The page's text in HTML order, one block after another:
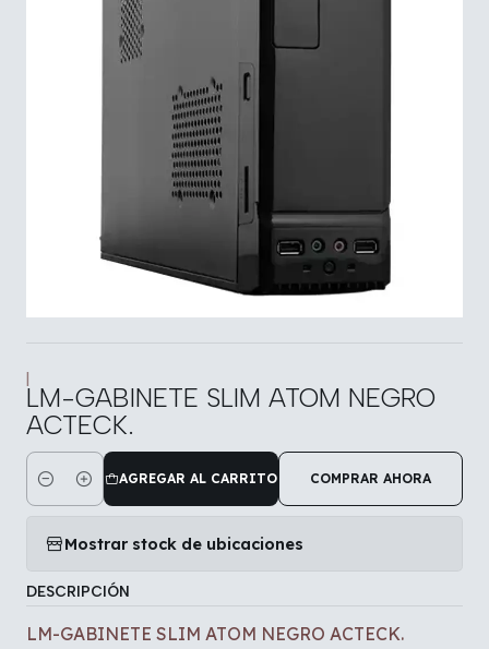
|
LM-GABINETE SLIM ATOM NEGRO
ACTECK.
Cantidad
AGREGAR AL CARRITO COMPRAR AHORA
Mostrar stock de ubicaciones
DESCRIPCIÓN
LM-GABINETE SLIM ATOM NEGRO ACTECK.